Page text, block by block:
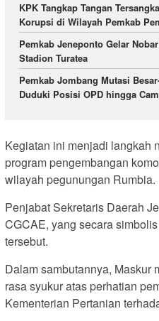
KPK Tangkap Tangan
Korupsi di Wilayah Pemkab
Pemkab Jeneponto Gelar
Stadion Turatea
Pemkab Jombang Mutasi
Duduki Posisi OPD hingga
Kegiatan ini menjadi langkah
program pengembangan
wilayah pegunungan Rumbia.
Penjabat Sekretaris Daerah
CGCAE, yang secara
tersebut.
Dalam sambutannya, Maskur
rasa syukur atas perhatian
Kementerian Pertanian